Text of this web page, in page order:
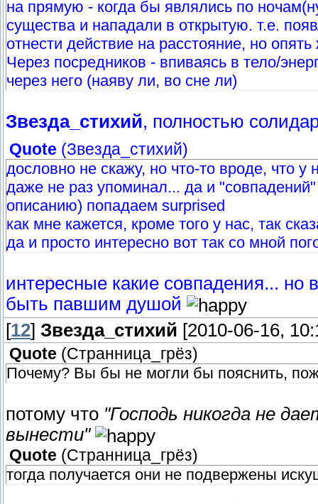
на прямую - когда бы являлись по
существа и нападали в открытую. т.е.
отнести действие на расстояние, но опять
Через посредников - впиваясь в тело/
через него (наяву ли, во сне ли)
Звезда_стихий, полностью
Quote (Звезда_стихий)
дословно не скажу, но что-то вроде, что
даже не раз упоминал... да и
описанию) попадаем surprised
как мне кажется, кроме того у нас, так
да и просто интересно вот так со мной
интересные какие совпадения...
быть павшим душой
[12] Звезда_стихий [2010-06-16,
Quote (Странница_грёз)
Почему? Вы бы не могли бы пояснить,
потому что "Господь никогда не
вынести"
Quote (Странница_грёз)
тогда получается они не подвержены